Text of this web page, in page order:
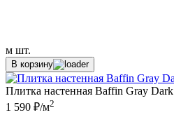
м шт.
В корзину
Плитка настенная Baffin Gray Dark
1 590 ₽/м2